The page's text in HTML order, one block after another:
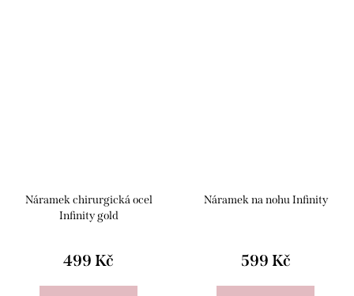
Náramek chirurgická ocel
Infinity gold
499 Kč
Náramek na nohu Infinity
599 Kč